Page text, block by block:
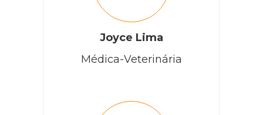
Joyce Lima
Médica-Veterinária